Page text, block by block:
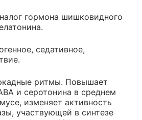
гормона шишковидного
седативное,
ритмы. Повышает
и серотонина в среднем
изменяет активность
участвующей в синтезе